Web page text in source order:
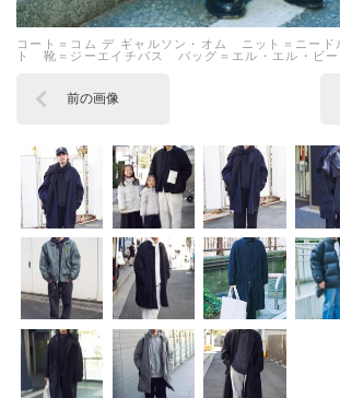
コート＝コム デ ギャルソン・オム ニット＝ニー
ト 靴＝ジーエイチバス バッグ＝エル・エル・ビー
前の画像